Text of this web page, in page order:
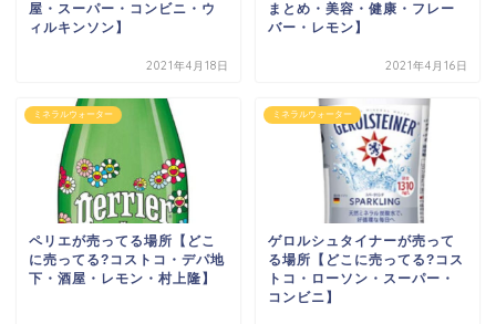
屋・スーパー・コンビニ・ウ
ィルキンソン】
2021年4月18日
まとめ・美容・健康・フレー
バー・レモン】
2021年4月16日
ミネラルウォーター
ペリエが売ってる場所【どこ
に売ってる?コストコ・デパ地
下・酒屋・レモン・村上隆】
ミネラルウォーター
ゲロルシュタイナーが売って
る場所【どこに売ってる?コス
トコ・ローソン・スーパー・
コンビニ】